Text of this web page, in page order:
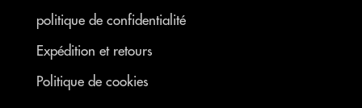
politique de confidentialité
Expédition et retours
Politique de cookies